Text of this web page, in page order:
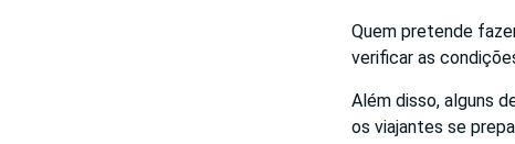
Quem pretende
verificar as
Além disso, alguns
os viajantes se